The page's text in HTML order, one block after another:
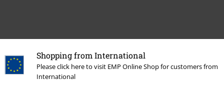
Shopping from International
Please click here to visit EMP Online Shop for customers from
International